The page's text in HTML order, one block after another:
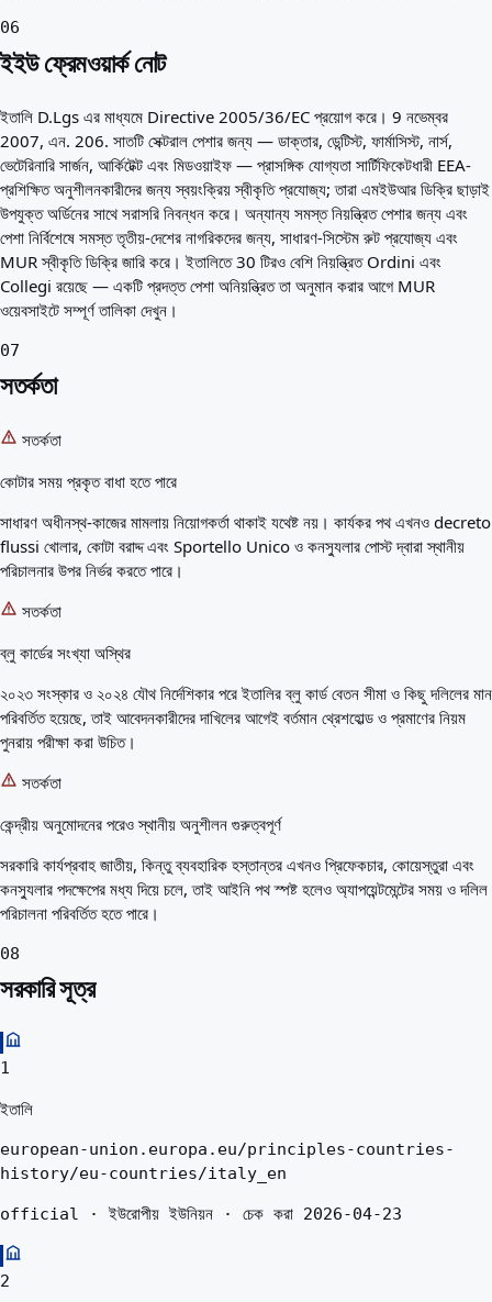
06
ইইউ ফ্রেমওয়ার্ক নোট
ইতালি D.Lgs এর মাধ্যমে Directive 2005/36/EC প্রয়োগ করে। 9 নভেম্বর
2007, এন. 206. সাতটি সেক্টরাল পেশার জন্য — ডাক্তার, ডেন্টিস্ট, ফার্মাসিস্ট, নার্স,
ভেটেরিনারি সার্জন, আর্কিটেক্ট এবং মিডওয়াইফ — প্রাসঙ্গিক যোগ্যতা সার্টিফিকেটধারী EEA-
প্রশিক্ষিত অনুশীলনকারীদের জন্য স্বয়ংক্রিয় স্বীকৃতি প্রযোজ্য; তারা এমইউআর ডিক্রি ছাড়াই
উপযুক্ত অর্ডিনের সাথে সরাসরি নিবন্ধন করে। অন্যান্য সমস্ত নিয়ন্ত্রিত পেশার জন্য এবং
পেশা নির্বিশেষে সমস্ত তৃতীয়-দেশের নাগরিকদের জন্য, সাধারণ-সিস্টেম রুট প্রযোজ্য এবং
MUR স্বীকৃতি ডিক্রি জারি করে। ইতালিতে 30 টিরও বেশি নিয়ন্ত্রিত Ordini এবং
Collegi রয়েছে — একটি প্রদত্ত পেশা অনিয়ন্ত্রিত তা অনুমান করার আগে MUR
ওয়েবসাইটে সম্পূর্ণ তালিকা দেখুন।
07
সতর্কতা
সতর্কতা
কোটার সময় প্রকৃত বাধা হতে পারে
সাধারণ অধীনস্থ-কাজের মামলায় নিয়োগকর্তা থাকাই যথেষ্ট নয়। কার্যকর পথ এখনও decreto
flussi খোলার, কোটা বরাদ্দ এবং Sportello Unico ও কনস্যুলার পোস্ট দ্বারা স্থানীয়
পরিচালনার উপর নির্ভর করতে পারে।
সতর্কতা
ব্লু কার্ডের সংখ্যা অস্থির
২০২৩ সংস্কার ও ২০২৪ যৌথ নির্দেশিকার পরে ইতালির ব্লু কার্ড বেতন সীমা ও কিছু দলিলের মান
পরিবর্তিত হয়েছে, তাই আবেদনকারীদের দাখিলের আগেই বর্তমান থ্রেশহোল্ড ও প্রমাণের নিয়ম
পুনরায় পরীক্ষা করা উচিত।
সতর্কতা
কেন্দ্রীয় অনুমোদনের পরেও স্থানীয় অনুশীলন গুরুত্বপূর্ণ
সরকারি কার্যপ্রবাহ জাতীয়, কিন্তু ব্যবহারিক হস্তান্তর এখনও প্রিফেকচার, কোয়েস্তুরা এবং
কনস্যুলার পদক্ষেপের মধ্য দিয়ে চলে, তাই আইনি পথ স্পষ্ট হলেও অ্যাপয়েন্টমেন্টের সময় ও দলিল
পরিচালনা পরিবর্তিত হতে পারে।
08
সরকারি সূত্র
1
ইতালি
european-union.europa.eu/principles-countries-
history/eu-countries/italy_en
official · ইউরোপীয় ইউনিয়ন · চেক করা 2026-04-23
2